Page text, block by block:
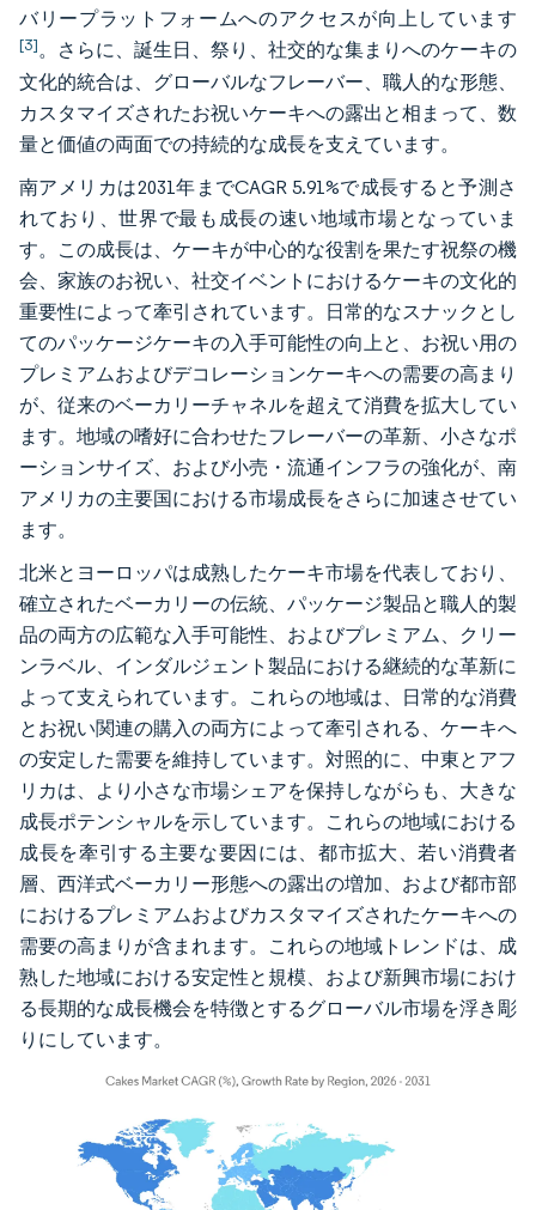
バリープラットフォームへのアクセスが向上しています
[3]。さらに、誕生日、祭り、社交的な集まりへのケーキの
文化的統合は、グローバルなフレーバー、職人的な形態、
カスタマイズされたお祝いケーキへの露出と相まって、数
量と価値の両面での持続的な成長を支えています。
南アメリカは2031年までCAGR 5.91%で成長すると予測さ
れており、世界で最も成長の速い地域市場となっていま
す。この成長は、ケーキが中心的な役割を果たす祝祭の機
会、家族のお祝い、社交イベントにおけるケーキの文化的
重要性によって牽引されています。日常的なスナックとし
てのパッケージケーキの入手可能性の向上と、お祝い用の
プレミアムおよびデコレーションケーキへの需要の高まり
が、従来のベーカリーチャネルを超えて消費を拡大してい
ます。地域の嗜好に合わせたフレーバーの革新、小さなポ
ーションサイズ、および小売・流通インフラの強化が、南
アメリカの主要国における市場成長をさらに加速させてい
ます。
北米とヨーロッパは成熟したケーキ市場を代表しており、
確立されたベーカリーの伝統、パッケージ製品と職人的製
品の両方の広範な入手可能性、およびプレミアム、クリー
ンラベル、インダルジェント製品における継続的な革新に
よって支えられています。これらの地域は、日常的な消費
とお祝い関連の購入の両方によって牽引される、ケーキへ
の安定した需要を維持しています。対照的に、中東とアフ
リカは、より小さな市場シェアを保持しながらも、大きな
成長ポテンシャルを示しています。これらの地域における
成長を牽引する主要な要因には、都市拡大、若い消費者
層、西洋式ベーカリー形態への露出の増加、および都市部
におけるプレミアムおよびカスタマイズされたケーキへの
需要の高まりが含まれます。これらの地域トレンドは、成
熟した地域における安定性と規模、および新興市場におけ
る長期的な成長機会を特徴とするグローバル市場を浮き彫
りにしています。